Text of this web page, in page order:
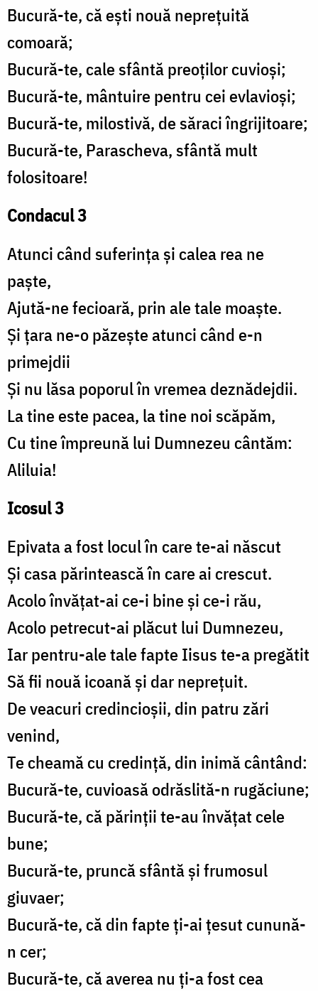
Bucură-te, că ești nouă neprețuită
comoară;
Bucură-te, cale sfântă preoților cuvioși;
Bucură-te, mântuire pentru cei evlavioși;
Bucură-te, milostivă, de săraci îngrijitoare;
Bucură-te, Parascheva, sfântă mult
folositoare!
Condacul 3
Atunci când suferința și calea rea ne
paște,
Ajută-ne fecioară, prin ale tale moaște.
Și țara ne-o păzește atunci când e-n
primejdii
Și nu lăsa poporul în vremea deznădejdii.
La tine este pacea, la tine noi scăpăm,
Cu tine împreună lui Dumnezeu cântăm:
Aliluia!
Icosul 3
Epivata a fost locul în care te-ai născut
Și casa părintească în care ai crescut.
Acolo învățat-ai ce-i bine și ce-i rău,
Acolo petrecut-ai plăcut lui Dumnezeu,
Iar pentru-ale tale fapte Iisus te-a pregătit
Să fii nouă icoană și dar neprețuit.
De veacuri credincioșii, din patru zări
venind,
Te cheamă cu credință, din inimă cântând:
Bucură-te, cuvioasă odrăslită-n rugăciune;
Bucură-te, că părinții te-au învățat cele
bune;
Bucură-te, pruncă sfântă și frumosul
giuvaer;
Bucură-te, că din fapte ți-ai țesut cunună-
n cer;
Bucură-te, că averea nu ți-a fost cea